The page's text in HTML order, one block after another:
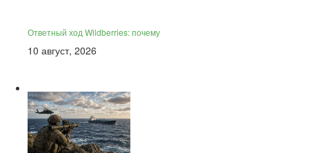
Ответный ход Wildberries: почему
10 август, 2026